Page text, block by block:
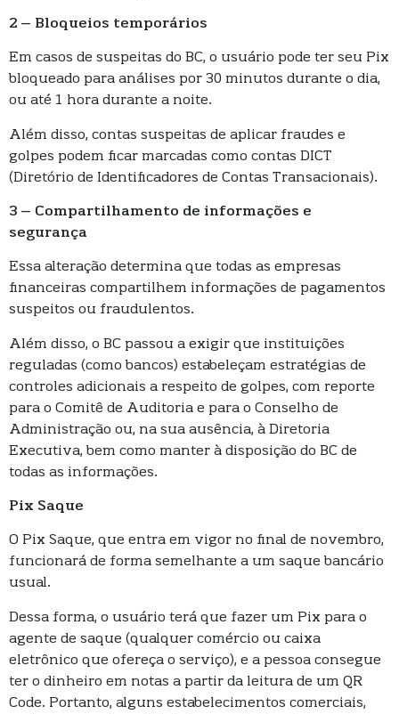
2 – Bloqueios temporários
Em casos de suspeitas do BC, o usuário pode ter seu Pix
bloqueado para análises por 30 minutos durante o dia,
ou até 1 hora durante a noite.
Além disso, contas suspeitas de aplicar fraudes e
golpes podem ficar marcadas como contas DICT
(Diretório de Identificadores de Contas Transacionais).
3 – Compartilhamento de informações e
segurança
Essa alteração determina que todas as empresas
financeiras compartilhem informações de pagamentos
suspeitos ou fraudulentos.
Além disso, o BC passou a exigir que instituições
reguladas (como bancos) estabeleçam estratégias de
controles adicionais a respeito de golpes, com reporte
para o Comitê de Auditoria e para o Conselho de
Administração ou, na sua ausência, à Diretoria
Executiva, bem como manter à disposição do BC de
todas as informações.
Pix Saque
O Pix Saque, que entra em vigor no final de novembro,
funcionará de forma semelhante a um saque bancário
usual.
Dessa forma, o usuário terá que fazer um Pix para o
agente de saque (qualquer comércio ou caixa
eletrônico que ofereça o serviço), e a pessoa consegue
ter o dinheiro em notas a partir da leitura de um QR
Code. Portanto, alguns estabelecimentos comerciais,